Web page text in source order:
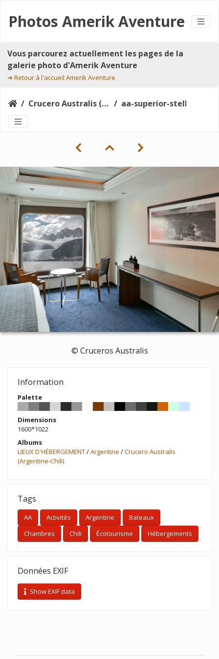
Photos Amerik Aventure
Vous parcourez actuellement les pages de la
galerie photo d'Amerik Aventure
➔ Retour à l'accueil Amerik Aventure
Crucero Australis (Argentine-Chili) aa-superior-stella-2019-1
© Cruceros Australis
Information
Palette
Dimensions
1600*1022
Albums
LIEUX D'HÉBERGEMENT/Argentine /Crucero Australis
(Argentine-Chili)
Tags
AA Activités Argentine
Bateaux
Chambres
Chili Écotourisme Hébergements
Données EXIF
Show EXIF data